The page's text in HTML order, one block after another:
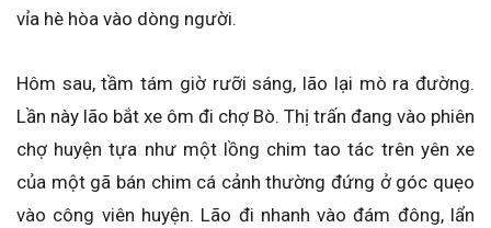
vỉa hè hòa vào dòng người.
Hôm sau, tầm tám giờ rưỡi sáng, lão lại mò ra đường.
Lần này lão bắt xe ôm đi chợ Bò. Thị trấn đang vào phiên
chợ huyện tựa như một lồng chim tao tác trên yên xe
của một gã bán chim cá cảnh thường đứng ở góc quẹo
vào công viên huyện. Lão đi nhanh vào đám đông, lẩn